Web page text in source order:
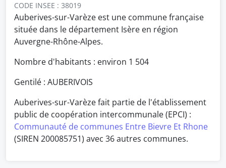
CODE INSEE : 38019
Auberives-sur-Varèze est une commune française
située dans le département Isère en région
Auvergne-Rhône-Alpes.
Nombre d'habitants : environ 1 504
Gentilé : AUBERIVOIS
Auberives-sur-Varèze fait partie de l'établissement
public de coopération intercommunale (EPCI) :
Communauté de communes Entre Bievre Et Rhone
(SIREN 200085751) avec 36 autres communes.